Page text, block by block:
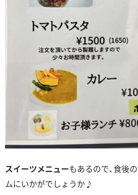
スイーツメニューもあるので、食後
ムにいかがでしょうか♪